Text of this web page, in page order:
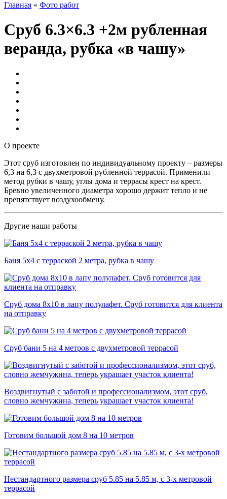
Главная « Фото работ
Сруб 6.3×6.3 +2м рубленная
веранда, рубка «в чашу»
О проекте
Этот сруб изготовлен по индивидуальному проекту – размеры
6,3 на 6,3 с двухметровой рубленной террасой. Применили
метод рубки в чашу, углы дома и террасы крест на крест.
Бревно увеличенного диаметра хорошо держит тепло и не
препятствует воздухообмену.
Другие наши работы
Баня 5х4 с терраской 2 метра, рубка в чашу
Сруб дома 8х10 в лапу полулафет. Сруб готовится для клиента
на отправку
Сруб бани 5 на 4 метров с двухметровой террасой
Воздвигнутый с заботой и профессионализмом, этот сруб,
словно жемчужина, теперь украшает участок клиента!
Готовим большой дом 8 на 10 метров
Нестандартного размера сруб 5.85 на 5.85 м, с 3-х метровой
террасой